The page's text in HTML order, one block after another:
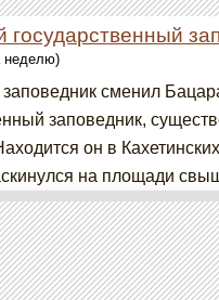
государственный
неделю)
заповедник сменил
заповедник,
он в
на площади